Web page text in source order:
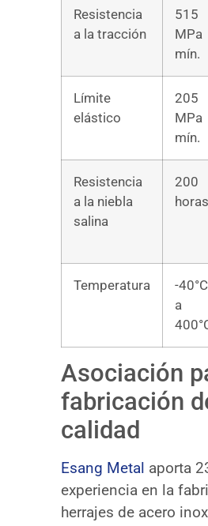
Resistencia
a la tracción
515
MPa
mín.
Límite
elástico
205
MPa
mín.
Resistencia
a la niebla
salina
200
horas
Temperatura
-40°C
a
Asociación
fabricación
calidad
Esang Metal aporta
experiencia en la
herrajes de acero